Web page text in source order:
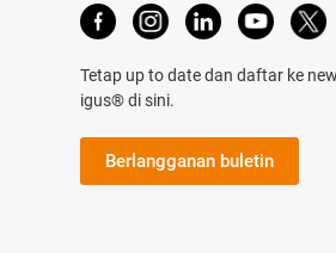
Tetap up to date dan daftar ke
igus® di sini.
Berlangganan buletin